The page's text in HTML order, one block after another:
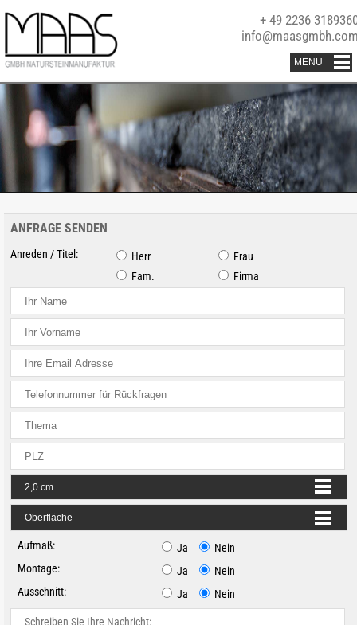
+ 49 2236
ANFRAGE SENDEN
Anreden / Titel: Herr
Frau
Fam.
Firma
Aufmaß: Ja
Nein
Montage:
Ja
Nein
Ausschnitt:
Ja Nein